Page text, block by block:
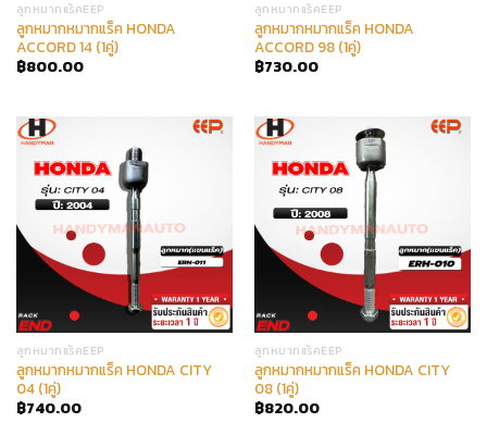
ลูกหมากแร็คEEP
ลูกหมากหมากแร็ค HONDA
ACCORD 14 (1คู่)
฿800.00
ลูกหมากแร็คEEP
ลูกหมากหมากแร็ค HONDA
ACCORD 98 (1คู่)
฿730.00
ลูกหมากแร็คEEP
ลูกหมากหมากแร็ค HONDA CITY
04 (1คู่)
฿740.00
ลูกหมากแร็คEEP
ลูกหมากหมากแร็ค HONDA CITY
08 (1คู่)
฿820.00